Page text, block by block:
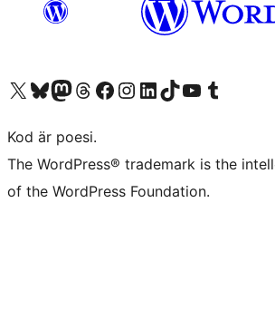
Besök vår X-konto (f.d. Twitter)
Besök vårt Bluesky-konto
Besök vårt Mastodon-konto
Besök vårt Thread-konto
Besök vår Facebook-sidaBesök vårt Instagram-konto
Besök vårt LinkedIn-konto
Besök vårt TikTok-konto
Besök vår YouTube-kanalBesök vårt Tumblr-konto
Kod är poesi.
The WordPress® trademark is the
of the WordPress Foundation.